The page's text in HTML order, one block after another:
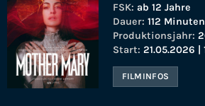
FSK: ab 12 Jahre
Dauer: 112 Minuten
Produktionsjahr:
Start: 21.05.2026 |
FILMINFOS